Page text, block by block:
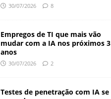
30/07/2026 8
Empregos de TI que mais vão
mudar com a IA nos próximos 3
anos
30/07/2026 2
Testes de penetração com IA se